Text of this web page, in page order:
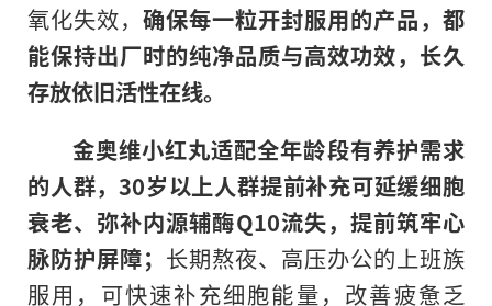
氧化失效， 确保每一粒开封服用的产品，都
能保持出厂时的纯净品质与高效功效，长久
存放依旧活性在线。
金奥维小红丸适配全年龄段有养护需求
的人群，30岁以上人群提前补充可延缓细胞
衰老、弥补内源辅酶Q10流失，提前筑牢心
脉防护屏障； 长期熬夜、高压办公的上班族
服用，可快速补充细胞能量，改善疲惫乏